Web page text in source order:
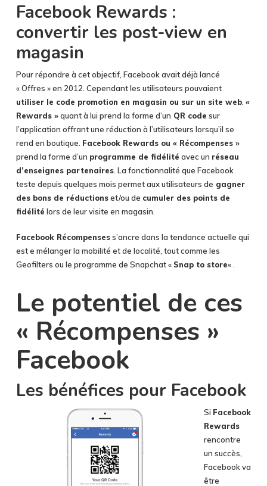
Facebook Rewards :
convertir les post-view en
magasin
Pour répondre à cet objectif, Facebook avait déjà lancé
« Offres » en 2012. Cependant les utilisateurs pouvaient
utiliser le code promotion en magasin ou sur un site web. «
Rewards »quant à lui prend la forme d’un QR code sur
l’application offrant une réduction à l’utilisateurs lorsqu’il se
rend en boutique. Facebook Rewards ou « Récompenses »
prend la forme d’un programme de fidélité avec un réseau
d’enseignes partenaires. La fonctionnalité que Facebook
teste depuis quelques mois permet aux utilisateurs de gagner
des bons de réductionset/ou de cumuler des points de
fidélité lors de leur visite en magasin.
Facebook Récompensess’ancre dans la tendance actuelle qui
est e mélanger la mobilité et de localité, tout comme les
Geofilters ou le programme de Snapchat « Snap to store« .
Le potentiel de ces
« Récompenses »
Facebook
Les bénéfices pour Facebook
Si Facebook
Rewards
rencontre
un succès,
Facebook va
être